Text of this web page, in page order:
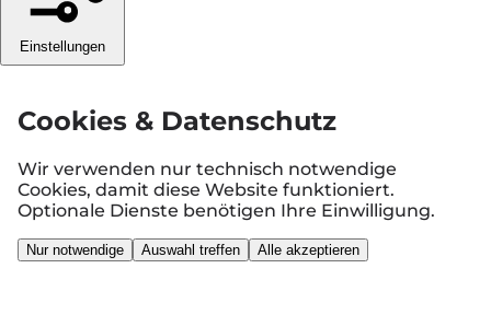
Einstellungen
Cookies & Datenschutz
Wir verwenden nur technisch notwendige
Cookies, damit diese Website funktioniert.
Optionale Dienste benötigen Ihre Einwilligung.
Nur notwendige Auswahl treffen Alle akzeptieren